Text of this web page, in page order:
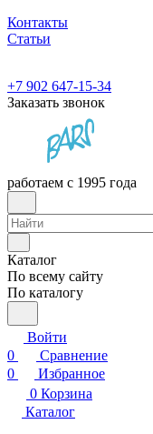
Контакты
Статьи
+7 902 647-15-34
Заказать звонок
работаем с 1995 года
Каталог
По всему сайту
По каталогу
Войти
0
Сравнение
0
Избранное
0 Корзина
Каталог